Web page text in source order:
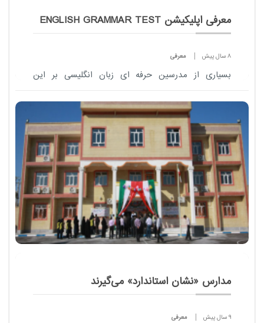
معرفی اپلیکیشن ENGLISH GRAMMAR TEST
8 سال پیش معرفی
بسیاری از مدرسین حرفه ای زبان انگلیسی بر این
جمله و مثال های کاربردی فرا گرفت.
مدارس «نشان استاندارد» می‌گیرند
9 سال پیش معرفی